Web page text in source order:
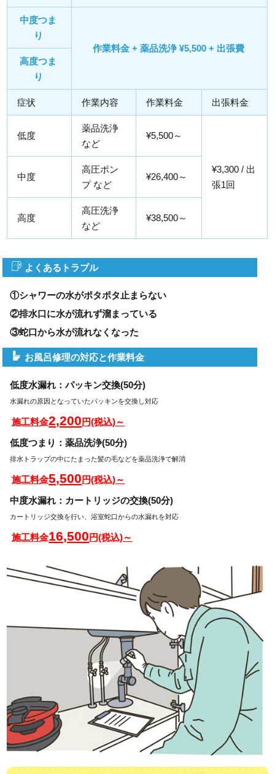
中度つま
り
作業料金 + 薬品洗浄 ¥5,500 + 出張費
高度つま
り
症状 作業内容 作業料金 出張料金
低度
薬品洗浄
など
¥5,500～
¥3,300 / 出
張1回
中度
高圧ポン
プ など
¥26,400～
高度
高圧洗浄
など
¥38,500～
よくあるトラブル
①シャワーの水がポタポタ止まらない
②排水口に水が流れず溜まっている
③蛇口から水が流れなくなった
お風呂修理の対応と作業料金
低度水漏れ：パッキン交換(50分)
水漏れの原因となっていたパッキンを交換し対応
施工料金2,200円(税込)～
低度つまり：薬品洗浄(50分)
排水トラップの中にたまった髪の毛などを薬品洗浄で解消
施工料金5,500円(税込)～
中度水漏れ：カートリッジの交換(50分)
カートリッジ交換を行い、浴室蛇口からの水漏れを対応
施工料金16,500円(税込)～